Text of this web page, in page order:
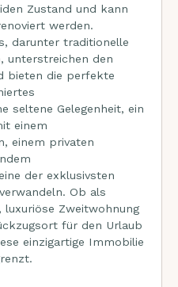
Zustand und kann
werden.
darunter traditionelle
unterstreichen den
bieten die perfekte
einem
einem privaten
der exklusivsten
Ob als
luxuriöse Zweitwohnung
für den Urlaub
einzigartige Immobilie